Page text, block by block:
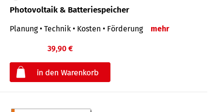
Photovoltaik & Batteriespeicher
Planung • Technik • Kosten • Förderung mehr
39,90 €